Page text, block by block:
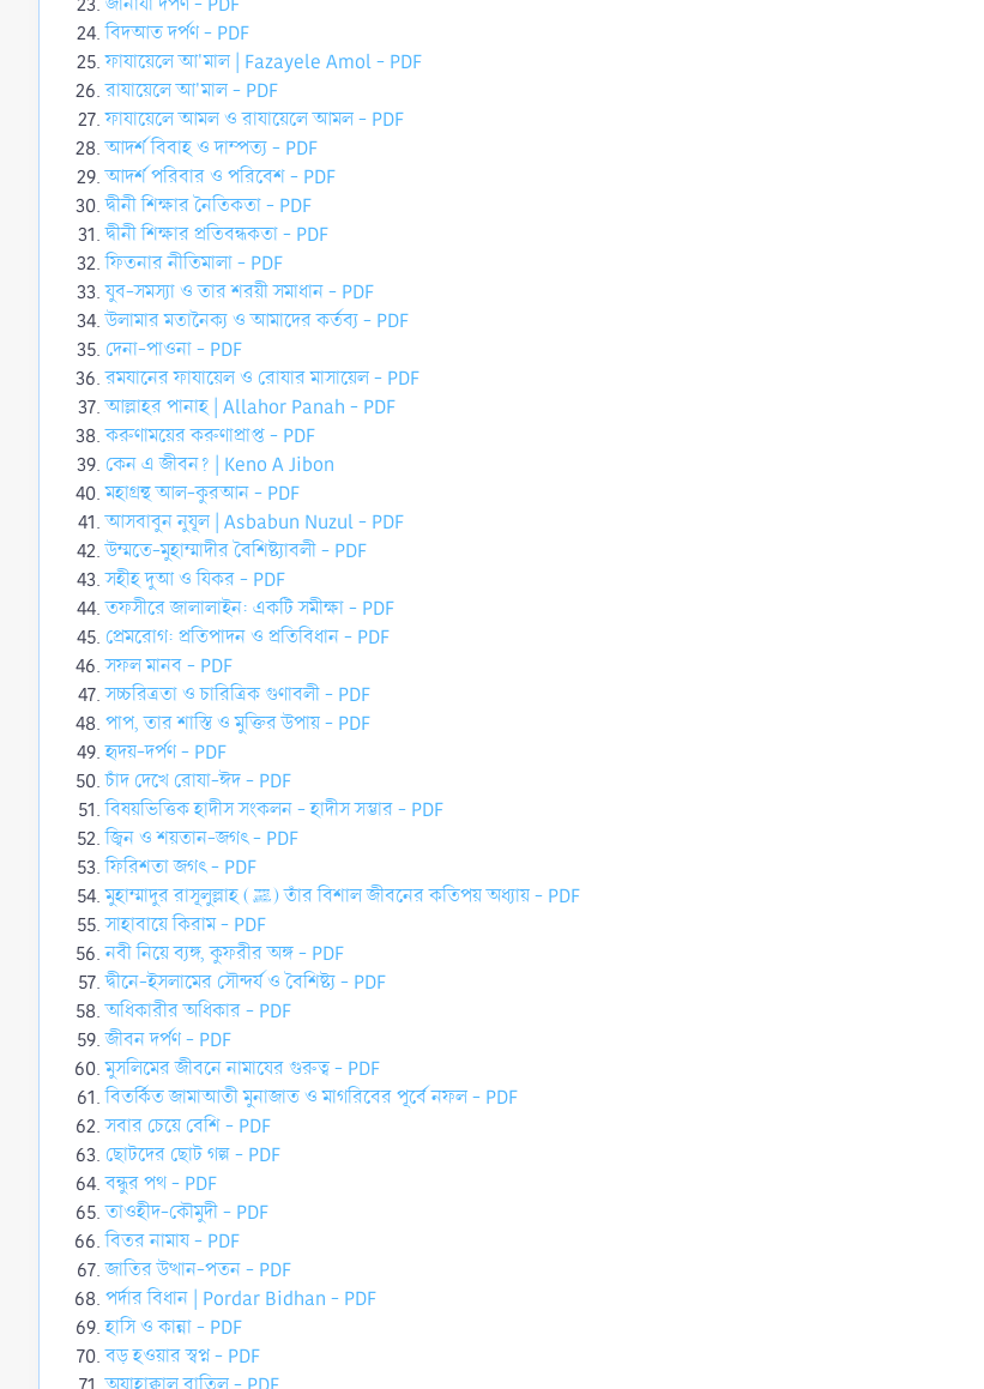
বিদআত দর্পণ - PDF
ফাযায়েলে আ'মাল | Fazayele Amol - PDF
রাযায়েলে আ'মাল - PDF
ফাযায়েলে আমল ও রাযায়েলে আমল - PDF
আদর্শ বিবাহ ও দাম্পত্য - PDF
আদর্শ পরিবার ও পরিবেশ - PDF
দ্বীনী শিক্ষার নৈতিকতা - PDF
দ্বীনী শিক্ষার প্রতিবন্ধকতা - PDF
ফিতনার নীতিমালা - PDF
যুব-সমস্যা ও তার শরয়ী সমাধান - PDF
উলামার মতানৈক্য ও আমাদের কর্তব্য - PDF
দেনা-পাওনা - PDF
রমযানের ফাযায়েল ও রোযার মাসায়েল - PDF
আল্লাহর পানাহ | Allahor Panah - PDF
করুণাময়ের করুণাপ্রাপ্ত - PDF
কেন এ জীবন? | Keno A Jibon
মহাগ্রন্থ আল-কুরআন - PDF
আসবাবুন নুযূল | Asbabun Nuzul - PDF
উম্মতে-মুহাম্মাদীর বৈশিষ্ট্যাবলী - PDF
সহীহ দুআ ও যিকর - PDF
তফসীরে জালালাইন: একটি সমীক্ষা - PDF
প্রেমরোগ: প্রতিপাদন ও প্রতিবিধান - PDF
সফল মানব - PDF
সচ্চরিত্রতা ও চারিত্রিক গুণাবলী - PDF
পাপ, তার শাস্তি ও মুক্তির উপায় - PDF
হৃদয়-দর্পণ - PDF
চাঁদ দেখে রোযা-ঈদ - PDF
বিষয়ভিত্তিক হাদীস সংকলন - হাদীস সম্ভার - PDF
জ্বিন ও শয়তান-জগৎ - PDF
ফিরিশতা জগৎ - PDF
মুহাম্মাদুর রাসূলুল্লাহ (ﷺ) তাঁর বিশাল জীবনের কতিপয় অধ্যায় - PDF
সাহাবায়ে কিরাম - PDF
নবী নিয়ে ব্যঙ্গ, কুফরীর অঙ্গ - PDF
দ্বীনে-ইসলামের সৌন্দর্য ও বৈশিষ্ট্য - PDF
অধিকারীর অধিকার - PDF
জীবন দর্পণ - PDF
মুসলিমের জীবনে নামাযের গুরুত্ব - PDF
বিতর্কিত জামাআতী মুনাজাত ও মাগরিবের পূর্বে নফল - PDF
সবার চেয়ে বেশি - PDF
ছোটদের ছোট গল্প - PDF
বন্ধুর পথ - PDF
তাওহীদ-কৌমুদী - PDF
বিতর নামায - PDF
জাতির উত্থান-পতন - PDF
পর্দার বিধান | Pordar Bidhan - PDF
হাসি ও কান্না - PDF
বড় হওয়ার স্বপ্ন - PDF